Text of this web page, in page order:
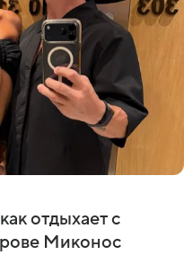
отдыхает с
Миконос